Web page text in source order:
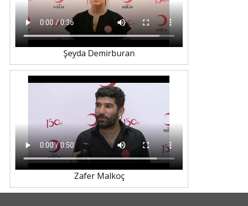
Şeyda Demirburan
Zafer Malkoç